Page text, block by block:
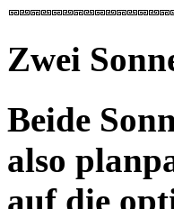
Zwei
Beide
also
auf die